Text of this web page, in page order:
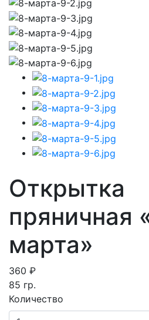
Открытка
пряничная
марта»
360 ₽
85 гр.
Количество